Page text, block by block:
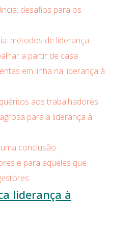
desafios para os
métodos de liderança
a partir de casa
em linha na liderança à
aos trabalhadores
para a liderança à
conclusão
e para aqueles que
liderança à